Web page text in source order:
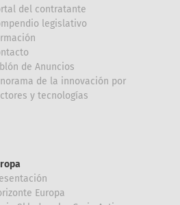
del contratante
legislativo
de Anuncios
de la innovación por
y tecnologías
Europa